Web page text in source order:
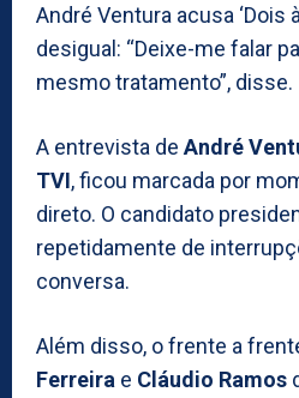
André Ventura acusa ‘Dois
desigual: “Deixe-me falar
mesmo tratamento”, disse.
A entrevista de André
TVI, ficou marcada por
direto. O candidato
repetidamente de
conversa.
Além disso, o frente a
Ferreira e Cláudio Ramos